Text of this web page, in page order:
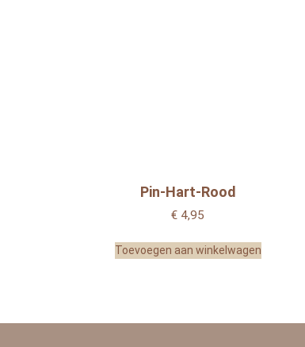
Pin-Hart-Rood
€ 4,95
Toevoegen aan winkelwagen